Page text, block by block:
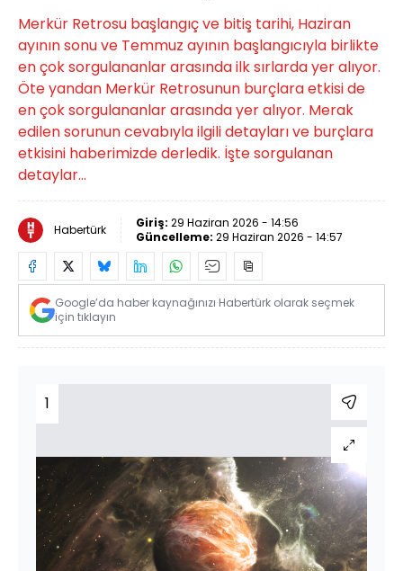
Merkür Retrosu başlangıç ve bitiş tarihi, Haziran
ayının sonu ve Temmuz ayının başlangıcıyla birlikte
en çok sorgulananlar arasında ilk sırlarda yer alıyor.
Öte yandan Merkür Retrosunun burçlara etkisi de
en çok sorgulananlar arasında yer alıyor. Merak
edilen sorunun cevabıyla ilgili detayları ve burçlara
etkisini haberimizde derledik. İşte sorgulanan
detaylar...
Habertürk Giriş: 29 Haziran 2026 - 14:56
Güncelleme: 29 Haziran 2026 - 14:57
Google’da haber kaynağınızı Habertürk olarak seçmek
için tıklayın
1